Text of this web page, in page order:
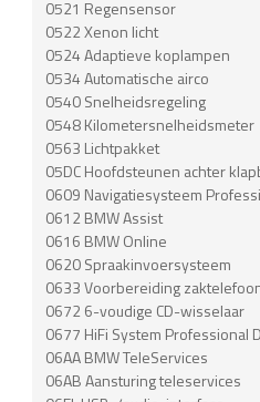
0521 Regensensor
0522 Xenon licht
0524 Adaptieve koplampen
0534 Automatische airco
0540 Snelheidsregeling
0548 Kilometersnelheidsmeter
0563 Lichtpakket
05DC Hoofdsteunen achter
0609 Navigatiesysteem
0612 BMW Assist
0616 BMW Online
0620 Spraakinvoersysteem
0633 Voorbereiding
0672 6-voudige CD-wisselaar
0677 HiFi System Professional
06AA BMW TeleServices
06AB Aansturing teleservices